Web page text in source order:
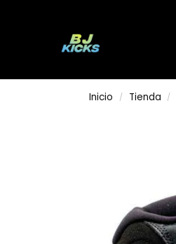
Inicio / Tienda /